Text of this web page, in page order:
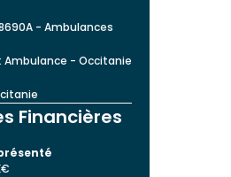
- Ambulances
Ambulance - Occitanie
Financières